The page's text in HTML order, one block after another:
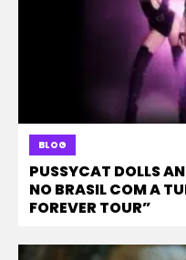
BLOG
PUSSYCAT DOLLS
NO BRASIL COM A
FOREVER TOUR”